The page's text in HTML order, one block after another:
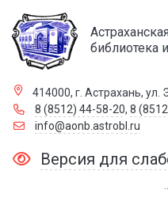
библиотека
414000, г. Астрахань, ул.
8 (8512) 44-58-20, 8
info@aonb.astrobl.ru
Версия для